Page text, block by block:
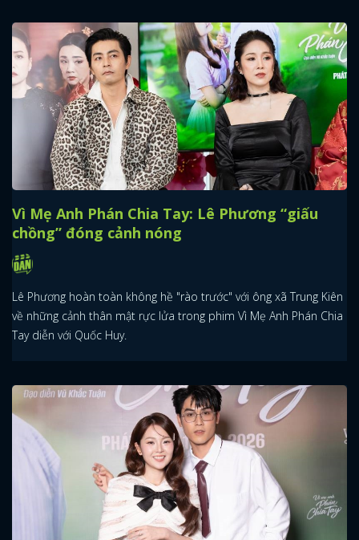
Vì Mẹ Anh Phán Chia Tay: Lê Phương “giấu
chồng” đóng cảnh nóng
Lê Phương hoàn toàn không hề "rào trước" với ông xã Trung Kiên
về những cảnh thân mật rực lửa trong phim Vì Mẹ Anh Phán Chia
Tay diễn với Quốc Huy.